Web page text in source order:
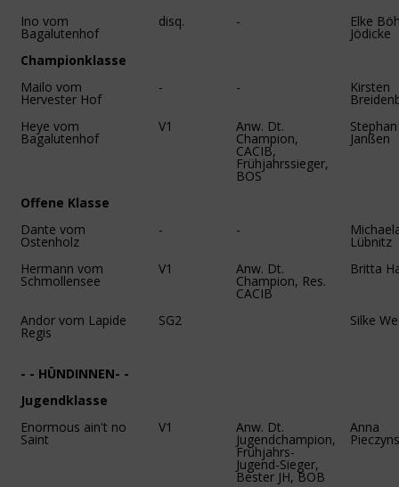
Ino vom
Bagalutenhof
disq. - Elke
Jödicke
Championklasse
Mailo vom
Hervester Hof
- - Kirsten
Heye vom
Bagalutenhof
V1 Anw. Dt.
Champion,
CACIB,
Frühjahrssieger,
BOS
Stephan
Janßen
Offene Klasse
Dante vom
Ostenholz
- -
Lübnitz
Hermann vom
Schmollensee
V1 Anw. Dt.
Champion, Res.
CACIB
Britta
Andor vom Lapide
Regis
SG2 Silke
- - HÜNDINNEN- -
Jugendklasse
Enormous ain't no
Saint
V1 Anw. Dt.
Jugendchampion,
Frühjahrs-
Jugend-Sieger,
Bester JH, BOB
Anna